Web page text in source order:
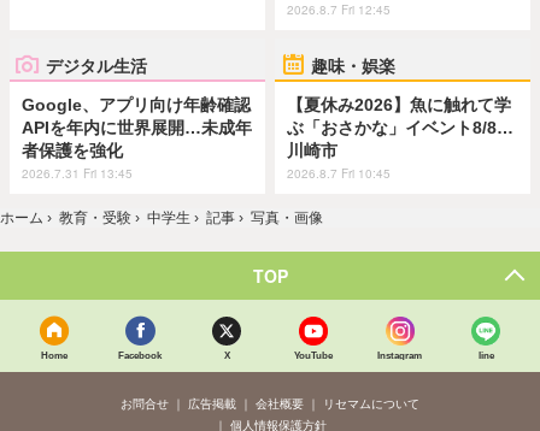
2026.8.7 Fri 12:45
デジタル生活
Google、アプリ向け年齢確認
APIを年内に世界展開…未成年
者保護を強化
2026.7.31 Fri 13:45
趣味・娯楽
【夏休み2026】魚に触れて学
ぶ「おさかな」イベント8/8…
川崎市
2026.8.7 Fri 10:45
ホーム › 教育・受験 › 中学生 › 記事 › 写真・画像
TOP
Home Facebook X YouTube Instagram line
お問合せ 広告掲載 会社概要
リセマムについて
個人情報保護方針